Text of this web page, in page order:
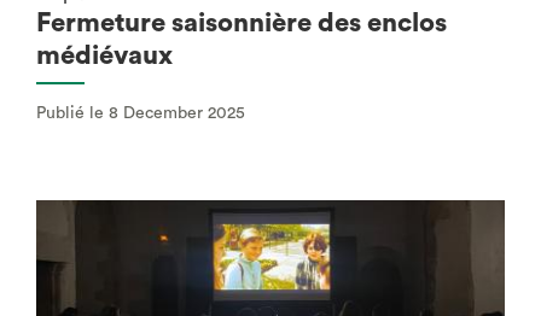
Fermeture saisonnière des enclos
médiévaux
Publié le 8 December 2025